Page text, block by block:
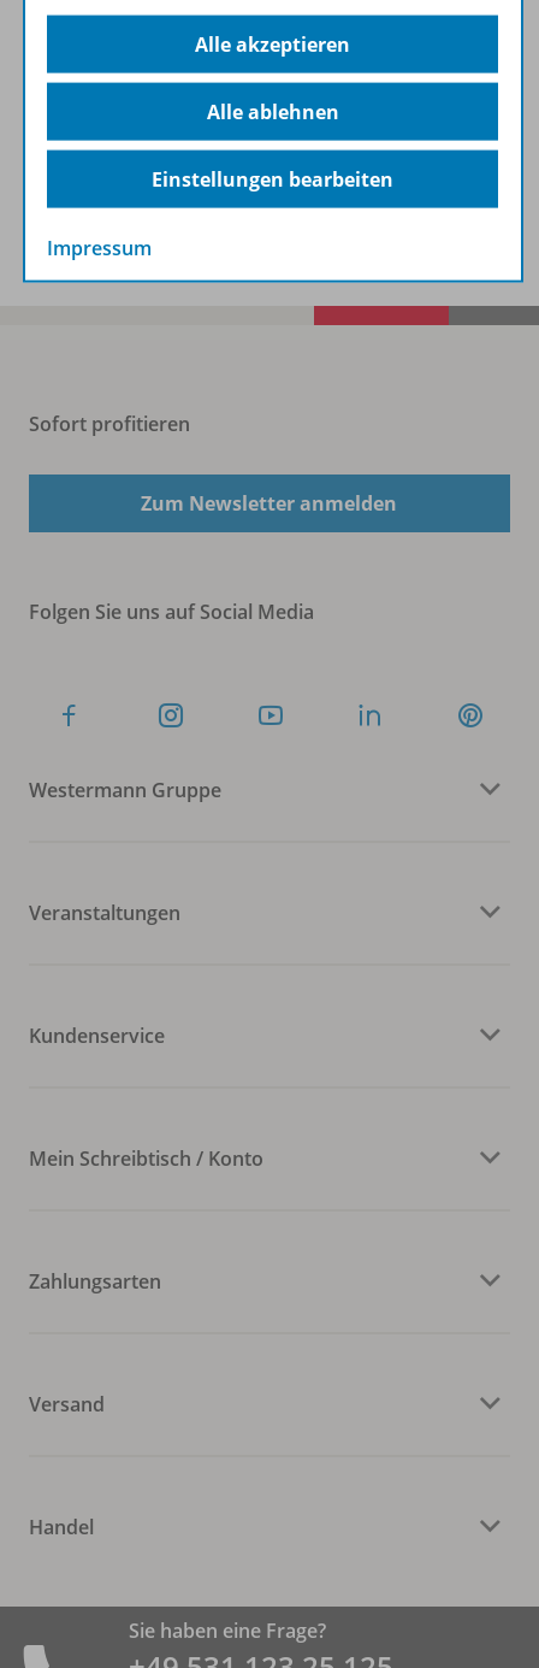
Aktualisierung
Digitale Unterrichtsmaterialien
Benachrichtigungs-Service
Sofort profitieren
Zum Newsletter anmelden
Folgen Sie uns auf Social Media
Westermann Gruppe
Veranstaltungen
Kundenservice
Mein Schreibtisch / Konto
Zahlungsarten
Versand
Handel
Sie haben eine Frage?
Alle akzeptieren
Alle ablehnen
Einstellungen bearbeiten
Impressum